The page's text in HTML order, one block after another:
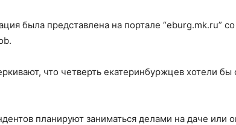
была представлена на портале “eburg.mk.ru”
что четверть екатеринбуржцев хотели бы
планируют заниматься делами на даче или